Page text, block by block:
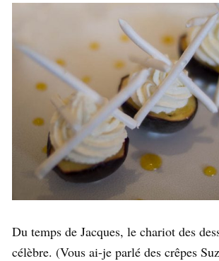
Du temps de Jacques, le chariot des
célèbre. (Vous ai-je parlé des crêpes